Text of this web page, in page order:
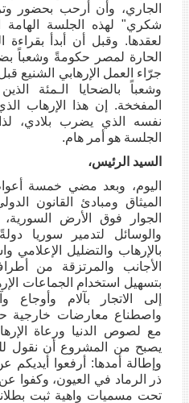
الجاري، وأن أرحب بحضور
شكري" لهذه الجلسة
لعقدها. وقبل أن أبدأ بقراءة
الحارة لمصر حكومةً وشعباً
جرّاء العمل الإرهابي الشنيع
وشعباً بالضحايا الـمئة
المفخخة. إن هذا الإرهاب
نفسه الذي يضرب بلادي،
الجلسة هو أمر هام.
السيد الرئيس،
اليوم، وبعد مضي خمسة
الميثاق ومبادئ القانون
الجوار فوق الأرض
والوسائل لتدمير سوريا
بالإرهاب والتضليل الإعلامي
الأجانب والمرتزقة من
بتسهيل استخدام الجماعات
إلى الاتجار بآلام وأوجاع
واصطناع معارضات خارجية
مع لصوص الدنيا ورعاة
يصبح من المشروع أن نقول
وإطالة أمدها: أرفعوا أيديكم
ذر الرماد في العيون، وكفوا
تحت مسميات واهية ثبت